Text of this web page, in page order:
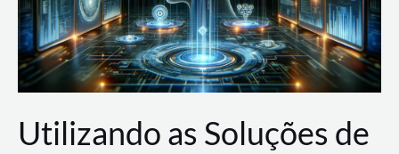
Utilizando as Soluções de